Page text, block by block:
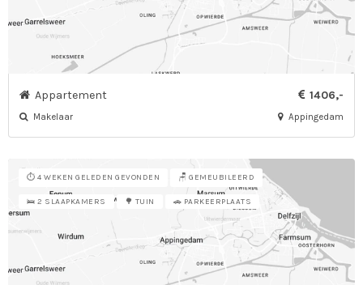
Appartement 1406,-
Makelaar Appingedam
⏱️ 4 WEKEN GELEDEN GEVONDEN 🪑 GEMEUBILEERD
🛌 2 SLAAPKAMERS 🌳 TUIN 🚗 PARKEERPLAATS